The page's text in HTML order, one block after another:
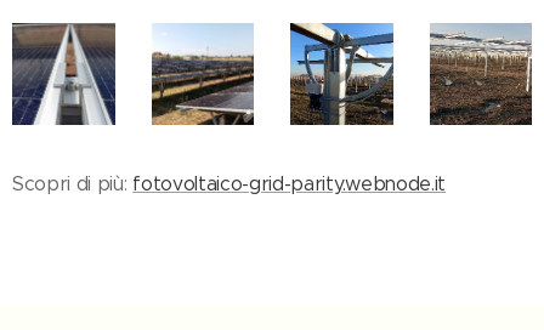
Scopri di più: fotovoltaico-grid-parity.webnode.it